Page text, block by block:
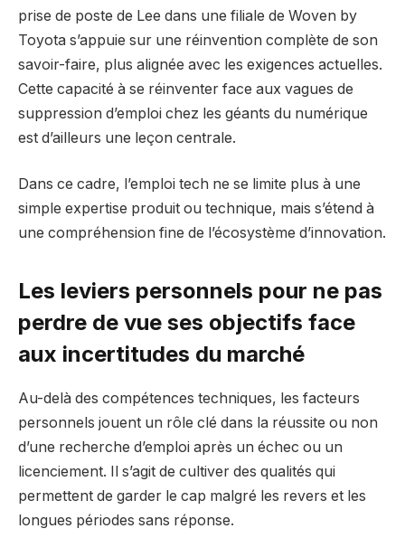
prise de poste de Lee dans une filiale de Woven by
Toyota s’appuie sur une réinvention complète de son
savoir-faire, plus alignée avec les exigences actuelles.
Cette capacité à se réinventer face aux vagues de
suppression d’emploi chez les géants du numérique
est d’ailleurs une leçon centrale.
Dans ce cadre, l’emploi tech ne se limite plus à une
simple expertise produit ou technique, mais s’étend à
une compréhension fine de l’écosystème d’innovation.
Les leviers personnels pour ne pas
perdre de vue ses objectifs face
aux incertitudes du marché
Au-delà des compétences techniques, les facteurs
personnels jouent un rôle clé dans la réussite ou non
d’une recherche d’emploi après un échec ou un
licenciement. Il s’agit de cultiver des qualités qui
permettent de garder le cap malgré les revers et les
longues périodes sans réponse.